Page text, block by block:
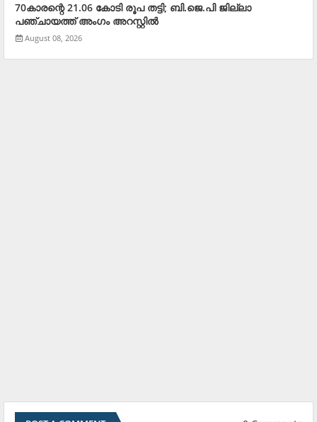
70കാരന്റെ 21.06 കോടി രൂപ തട്ടി; ബി.ജെ.പി ജില്ലാ
പഞ്ചായത്ത് അംഗം അറസ്റ്റില്‍
August 08, 2026